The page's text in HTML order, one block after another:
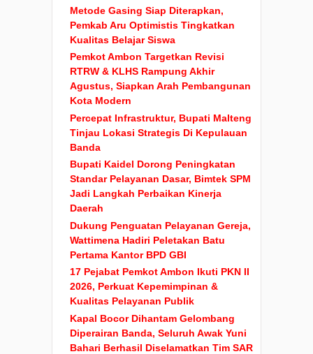
Metode Gasing Siap Diterapkan,
Pemkab Aru Optimistis Tingkatkan
Kualitas Belajar Siswa
Pemkot Ambon Targetkan Revisi
RTRW & KLHS Rampung Akhir
Agustus, Siapkan Arah Pembangunan
Kota Modern
Percepat Infrastruktur, Bupati Malteng
Tinjau Lokasi Strategis Di Kepulauan
Banda
Bupati Kaidel Dorong Peningkatan
Standar Pelayanan Dasar, Bimtek SPM
Jadi Langkah Perbaikan Kinerja
Daerah
Dukung Penguatan Pelayanan Gereja,
Wattimena Hadiri Peletakan Batu
Pertama Kantor BPD GBI
17 Pejabat Pemkot Ambon Ikuti PKN II
2026, Perkuat Kepemimpinan &
Kualitas Pelayanan Publik
Kapal Bocor Dihantam Gelombang
Diperairan Banda, Seluruh Awak Yuni
Bahari Berhasil Diselamatkan Tim SAR